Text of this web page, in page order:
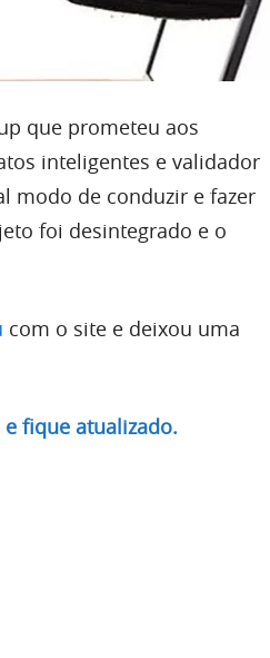
que prometeu aos
inteligentes e validador
modo de conduzir e fazer
foi desintegrado e o
com o site e deixou uma
fique atualizado.